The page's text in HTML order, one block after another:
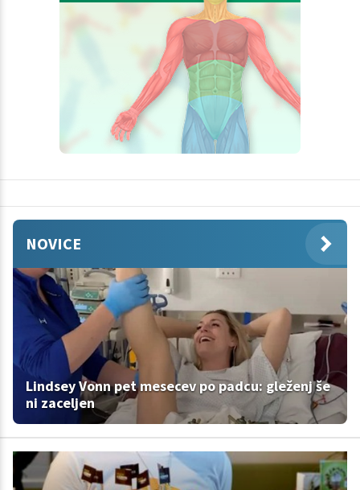
NOVICE
Lindsey Vonn pet mesecev po padcu: gleženj še
ni zaceljen